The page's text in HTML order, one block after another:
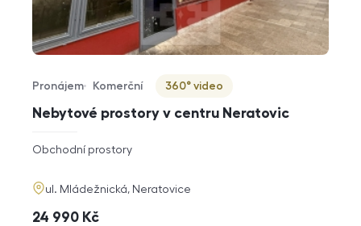
Nebytové prostory v centru Neratovic
Typ nabídky
Pronájem
Typ nemovitosti
Komerční
Virtuální prohlídka
360° video
rozměry
dispozice
Obchodní prostory
adresa
ul. Mládežnická, Neratovice
cena
24 990 Kč